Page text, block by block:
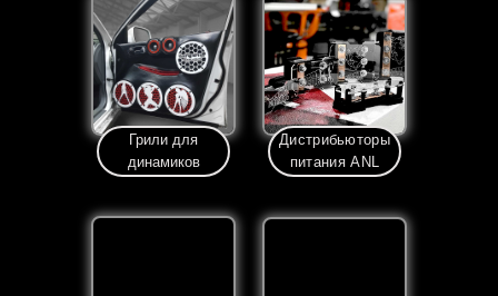
Грили для
динамиков
Дистрибьюторы
питания ANL